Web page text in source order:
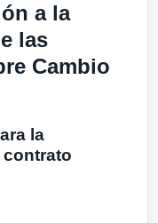
a la
las
Cambio
la